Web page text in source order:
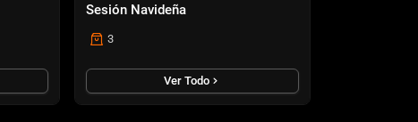
Sesión Navideña
3
Ver Todo